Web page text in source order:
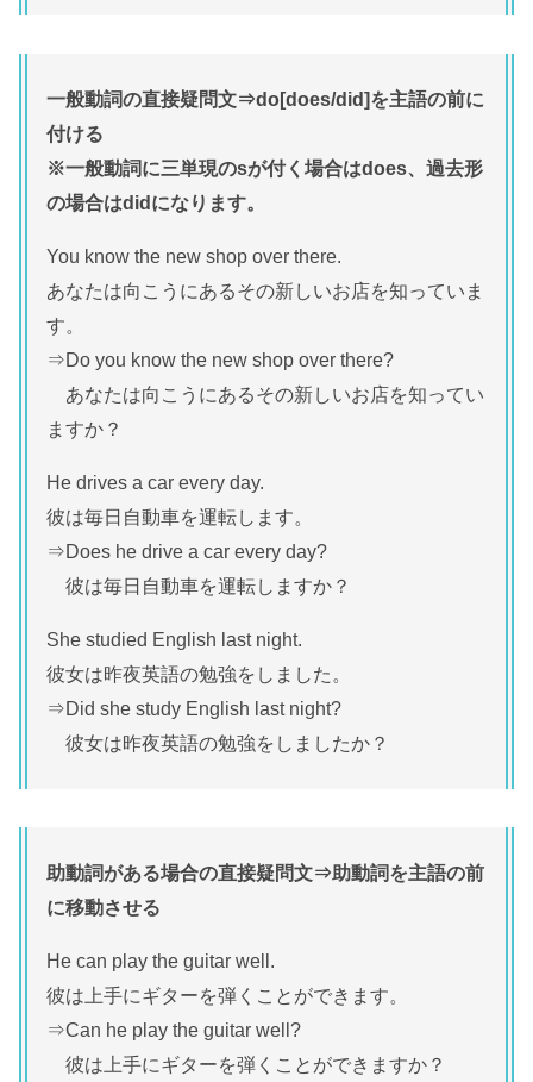
一般動詞の直接疑問文⇒do[does/did]を主語の前に
付ける
※一般動詞に三単現のsが付く場合はdoes、過去形
の場合はdidになります。
You know the new shop over there.
あなたは向こうにあるその新しいお店を知っていま
す。
⇒Do you know the new shop over there?
あなたは向こうにあるその新しいお店を知ってい
ますか？
He drives a car every day.
彼は毎日自動車を運転します。
⇒Does he drive a car every day?
彼は毎日自動車を運転しますか？
She studied English last night.
彼女は昨夜英語の勉強をしました。
⇒Did she study English last night?
彼女は昨夜英語の勉強をしましたか？
助動詞がある場合の直接疑問文⇒助動詞を主語の前
に移動させる
He can play the guitar well.
彼は上手にギターを弾くことができます。
⇒Can he play the guitar well?
彼は上手にギターを弾くことができますか？